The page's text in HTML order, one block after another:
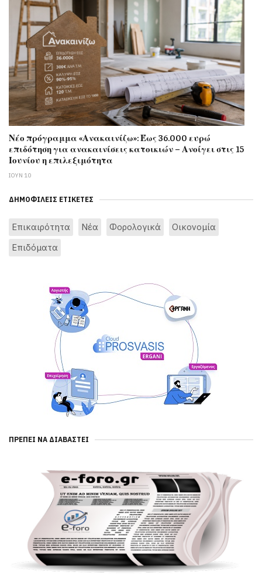
Νέο πρόγραμμα «Ανακαινίζω»: Έως 36.000 ευρώ
επιδότηση για ανακαινίσεις κατοικιών – Ανοίγει στις 15
Ιουνίου η επιλεξιμότητα
ΙΟΥΝ 10
ΔΗΜΟΦΙΛΕΊΣ ΕΤΙΚΈΤΕΣ
Επικαιρότητα Νέα Φορολογικά
Οικονομία
Επιδόματα
ΠΡΈΠΕΙ ΝΑ ΔΙΑΒΑΣΤΕΊ